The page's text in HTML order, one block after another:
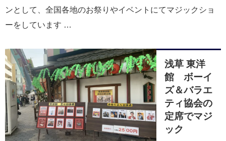
ンとして、全国各地のお祭りやイベントにてマジックショ
ーをしています …
浅草 東洋
館 ボーイ
ズ＆バラエ
ティ協会の
定席でマジ
ック